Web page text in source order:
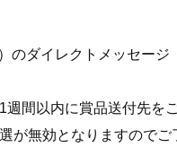
のダイレクトメッセー
間以内に賞品送付先を
が無効となりますのでご